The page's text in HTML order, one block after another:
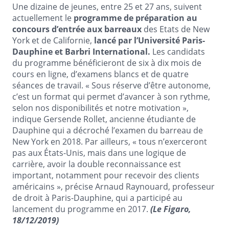
Une dizaine de jeunes, entre 25 et 27 ans, suivent
actuellement le programme de préparation au
concours d’entrée aux barreaux des Etats de New
York et de Californie, lancé par l’Université Paris-
Dauphine et Barbri International. Les candidats
du programme bénéficieront de six à dix mois de
cours en ligne, d’examens blancs et de quatre
séances de travail. « Sous réserve d’être autonome,
c’est un format qui permet d’avancer à son rythme,
selon nos disponibilités et notre motivation »,
indique Gersende Rollet, ancienne étudiante de
Dauphine qui a décroché l’examen du barreau de
New York en 2018. Par ailleurs, « tous n’exerceront
pas aux États-Unis, mais dans une logique de
carrière, avoir la double reconnaissance est
important, notamment pour recevoir des clients
américains », précise Arnaud Raynouard, professeur
de droit à Paris-Dauphine, qui a participé au
lancement du programme en 2017. (Le Figaro,
18/12/2019)